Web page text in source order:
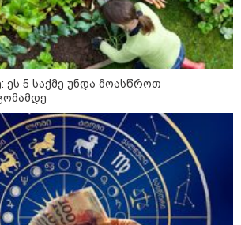
პოლიციამ ,,გლოვოს” კურიერზე
თავდასხმის ბრალდებით 3 პირი,
მათ შორის 2 არასრულწლოვანი
დააკავა - შსს ინფორმაციას
ავრცელებს
"ეს ის ადგილია, საიდანაც
გუშინდელი ვიდეო ვირუსულად
გავრცელდა.... დანარჩენი თქვენ
განსაჯეთ, რამდენად
შესაძლებელია აქ ადამიანის
გადავარდნა" - რა კადრებს
აქვეყნებს კობა ახალაძე
მლეთიდან, სადაც 12 წლის წინ
გურამ დადიანიძე გაუჩინარდა?
ეს 5 საქმე უნდა მოასწროთ